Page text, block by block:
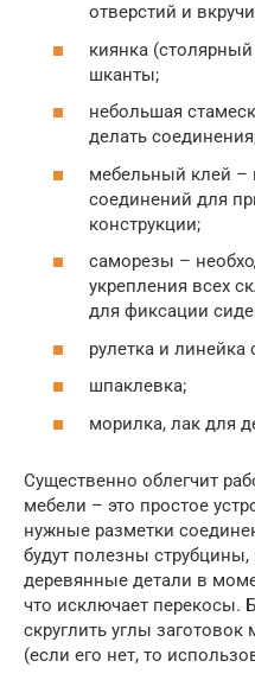
отверстий и
киянка
шканты;
небольшая
делать
мебельный клей –
соединений для
конструкции;
саморезы –
укрепления всех
для фиксации
рулетка и
шпаклевка;
морилка, лак для
Существенно облегчит
мебели – это простое
нужные разметки
будут полезны
деревянные детали в
что исключает перекосы.
скруглить углы
(если его нет, то